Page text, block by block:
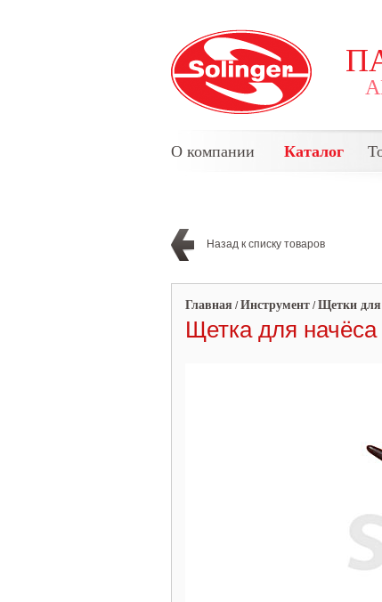
О компании Каталог
Назад к списку товаров
Главная /Инструмент /Щетки для
Щетка для